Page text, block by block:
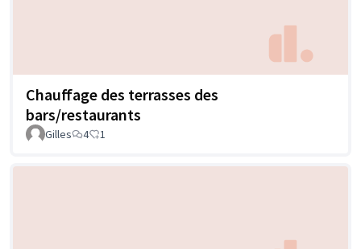
Chauffage des terrasses des
bars/restaurants
Gilles 4 1